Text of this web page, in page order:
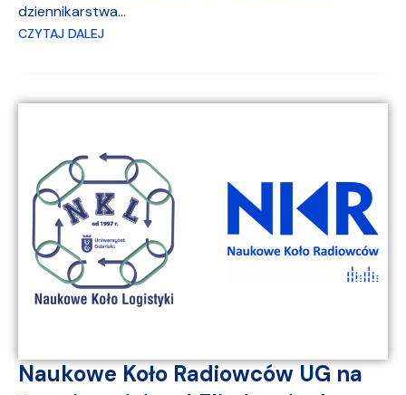
dziennikarstwa...
CZYTAJ DALEJ
Naukowe Koło Radiowców UG na